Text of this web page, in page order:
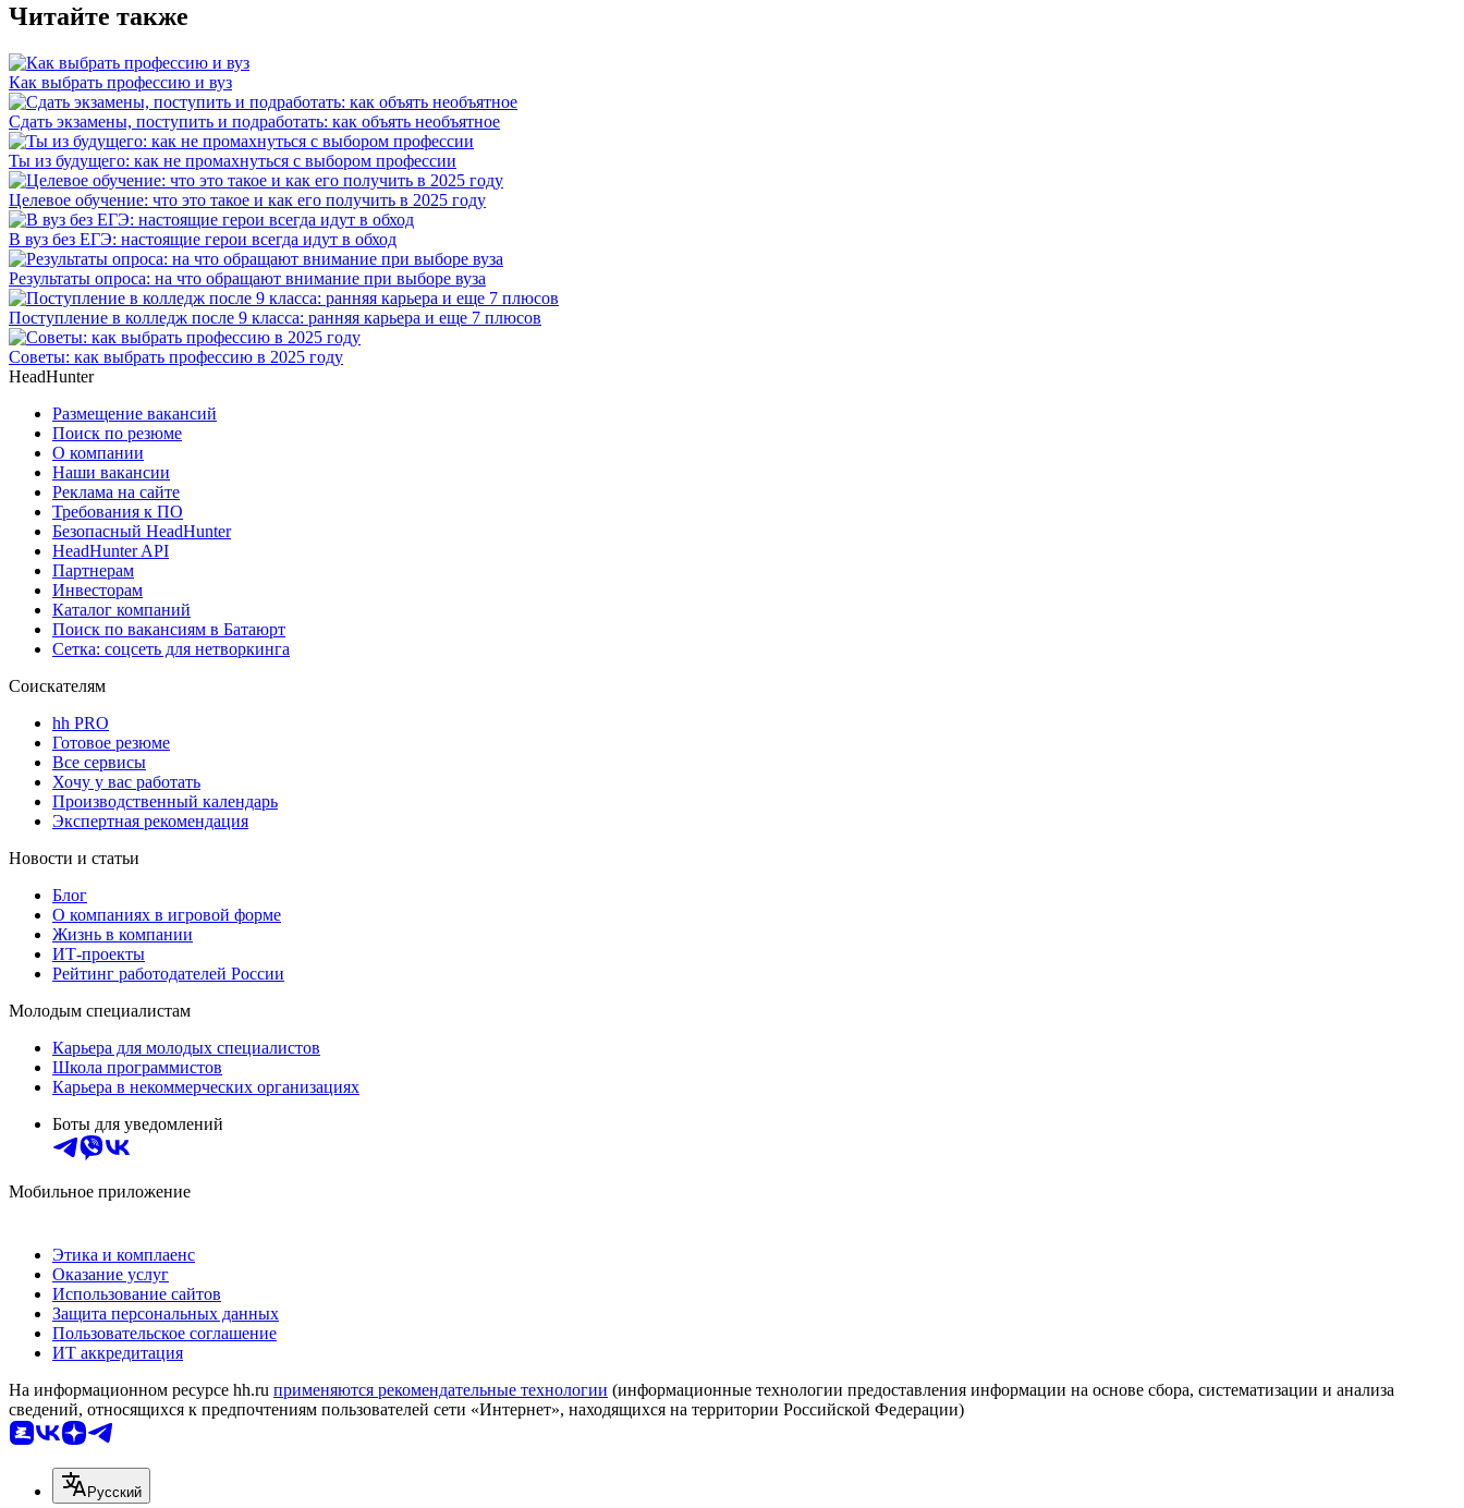
Читайте также
Как выбрать профессию и вуз
Сдать экзамены, поступить и подработать: как объять необъятное
Ты из будущего: как не промахнуться с выбором профессии
Целевое обучение: что это такое и как его получить в 2025 году
В вуз без ЕГЭ: настоящие герои всегда идут в обход
Результаты опроса: на что обращают внимание при выборе вуза
Поступление в колледж после 9 класса: ранняя карьера и еще 7 плюсов
Советы: как выбрать профессию в 2025 году
HeadHunter
Размещение вакансий
Поиск по резюме
О компании
Наши вакансии
Реклама на сайте
Требования к ПО
Безопасный HeadHunter
HeadHunter API
Партнерам
Инвесторам
Каталог компаний
Поиск по вакансиям в Батаюрт
Сетка: соцсеть для нетворкинга
Соискателям
hh PRO
Готовое резюме
Все сервисы
Хочу у вас работать
Производственный календарь
Экспертная рекомендация
Новости и статьи
Блог
О компаниях в игровой форме
Жизнь в компании
ИТ-проекты
Рейтинг работодателей России
Молодым специалистам
Карьера для молодых специалистов
Школа программистов
Карьера в некоммерческих организациях
Боты для уведомлений
Мобильное приложение
Этика и комплаенс
Оказание услуг
Использование сайтов
Защита персональных данных
Пользовательское соглашение
ИТ аккредитация
На информационном ресурсе hh.ru применяются рекомендательные технологии (информационные технологии предоставления информации на основе сбора, систематизации и анализа
сведений, относящихся к предпочтениям пользователей сети «Интернет», находящихся на территории Российской Федерации)
Русский